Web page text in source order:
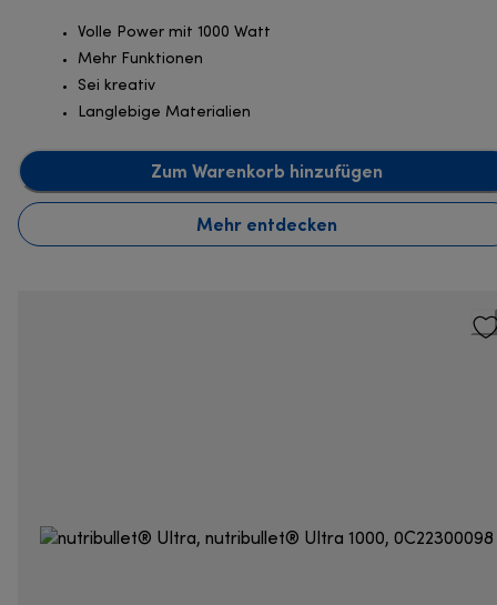
Volle Power mit 1000 Watt
Mehr Funktionen
Sei kreativ
Langlebige Materialien
Zum Warenkorb hinzufügen
Mehr entdecken